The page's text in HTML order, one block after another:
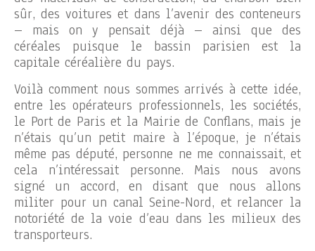
sûr, des voitures et dans l’avenir des conteneurs
– mais on y pensait déjà – ainsi que des
céréales puisque le bassin parisien est la
capitale céréalière du pays.
Voilà comment nous sommes arrivés à cette idée,
entre les opérateurs professionnels, les sociétés,
le Port de Paris et la Mairie de Conflans, mais je
n’étais qu’un petit maire à l’époque, je n’étais
même pas député, personne ne me connaissait, et
cela n’intéressait personne. Mais nous avons
signé un accord, en disant que nous allons
militer pour un canal Seine-Nord, et relancer la
notoriété de la voie d’eau dans les milieux des
transporteurs.